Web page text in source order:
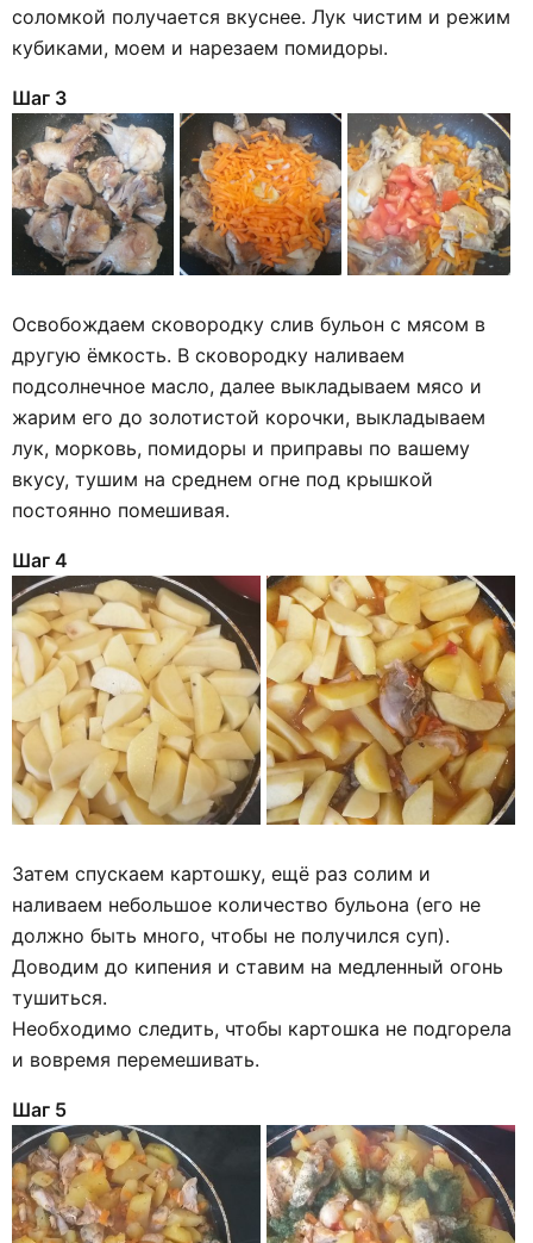
соломкой получается вкуснее. Лук чистим и режим
кубиками, моем и нарезаем помидоры.
Шаг 3
Освобождаем сковородку слив бульон с мясом в
другую ёмкость. В сковородку наливаем
подсолнечное масло, далее выкладываем мясо и
жарим его до золотистой корочки, выкладываем
лук, морковь, помидоры и приправы по вашему
вкусу, тушим на среднем огне под крышкой
постоянно помешивая.
Шаг 4
Затем спускаем картошку, ещё раз солим и
наливаем небольшое количество бульона (его не
должно быть много, чтобы не получился суп).
Доводим до кипения и ставим на медленный огонь
тушиться.
Необходимо следить, чтобы картошка не подгорела
и вовремя перемешивать.
Шаг 5